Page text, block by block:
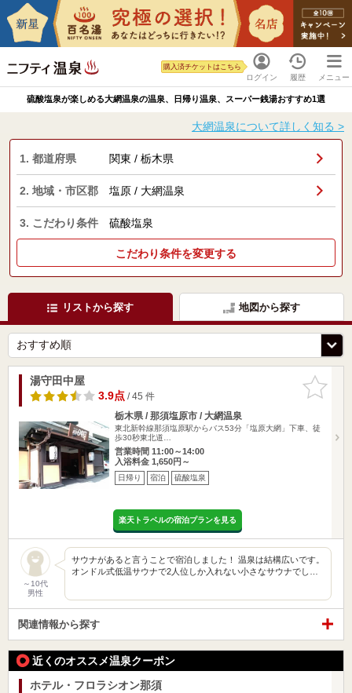
ログイン
購入済チケットはこちら
履歴 メニュー
硫酸塩泉が楽しめる大網温泉の温泉、日帰り温泉、スーパー銭湯おすすめ1選
大網温泉について詳しく知る >
1. 都道府県 関東 / 栃木県
2. 地域・市区郡 塩原 / 大網温泉
3. こだわり条件 硫酸塩泉
こだわり条件を変更する
リストから探す 地図から探す
お気に入
りに追加
湯守田中屋
3.9点/ 45 件
栃木県 / 那須塩原市 / 大網温泉
東北新幹線那須塩原駅からバス53分「塩原大網」下車、徒
歩30秒東北道…
営業時間 11:00～14:00
入浴料金 1,650円～
日帰り 宿泊 硫酸塩泉
楽天トラベルの宿泊プランを見る
～10代
男性
サウナがあると言うことで宿泊しました！ 温泉は結構広いです。
オンドル式低温サウナで2人位しか入れない小さなサウナでし…
関連情報から探す
近くのオススメ温泉クーポン
ホテル・フロラシオン那須